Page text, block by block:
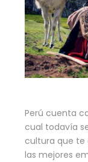
Perú cuenta
cual todavía
cultura que te
las mejores